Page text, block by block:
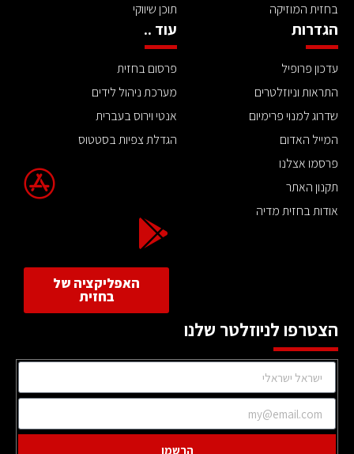
בחזית המוזיקה
תוכן שיווקי
הגדרות
עדכון פרופיל
התראות וניוזלטרים
שדרוג למנוי פרימיום
המייל האדום
פרסמו אצלנו
תקנון האתר
אודות בחזית מדיה
עוד ..
פרסום בחזית
מערכת ניהול לידים
אנטי וירוס בעברית
הגדלת צפיות בסטטוס
האפליקציה של
בחזית
הצטרפו לניוזלטר שלנו
הרשמו